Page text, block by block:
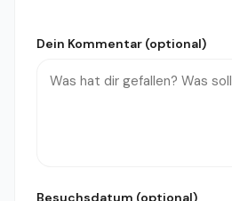
Dein Kommentar (optional)
Besuchsdatum (optional)